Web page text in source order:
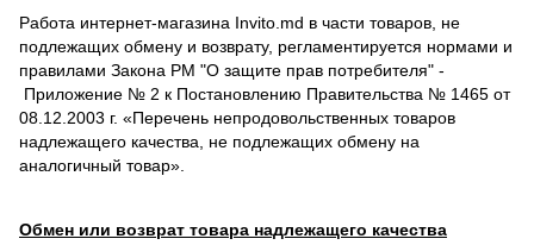
Работа интернет-магазина Invito.md в части товаров, не
подлежащих обмену и возврату, регламентируется нормами и
правилами Закона РМ "О защите прав потребителя" -
Приложение № 2 к Постановлению Правительства № 1465 от
08.12.2003 г. «Перечень непродовольственных товаров
надлежащего качества, не подлежащих обмену на
аналогичный товар».
Обмен или возврат товара надлежащего качества